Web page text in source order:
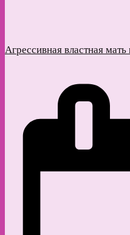
Агрессивная властная